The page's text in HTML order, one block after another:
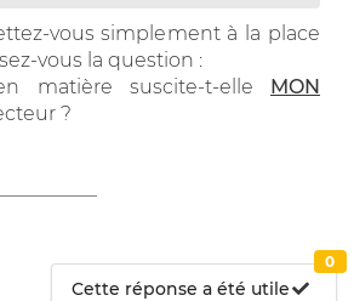
vous simplement à la place
vous la question :
matière suscite-t-elle MON
?
Cette réponse a été utile
0